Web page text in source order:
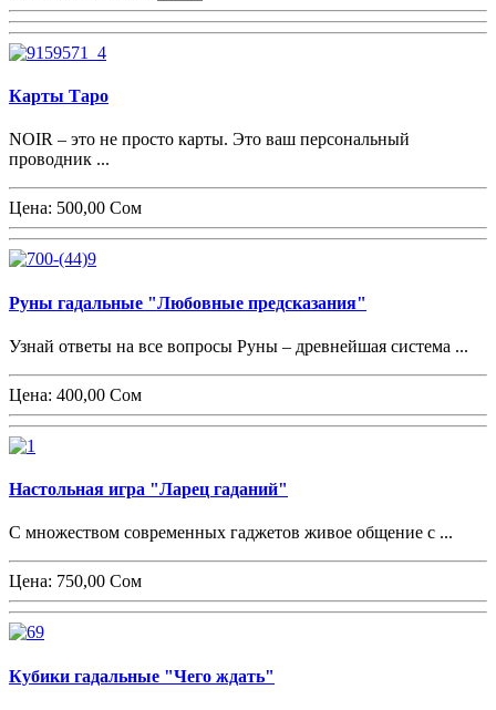
Карты Таро
NOIR – это не просто карты. Это ваш персональный
проводник ...
Цена: 500,00 Сом
Руны гадальные "Любовные предсказания"
Узнай ответы на все вопросы Руны – древнейшая система ...
Цена: 400,00 Сом
Настольная игра "Ларец гаданий"
С множеством современных гаджетов живое общение с ...
Цена: 750,00 Сом
Кубики гадальные "Чего ждать"